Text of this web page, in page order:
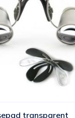
transparent